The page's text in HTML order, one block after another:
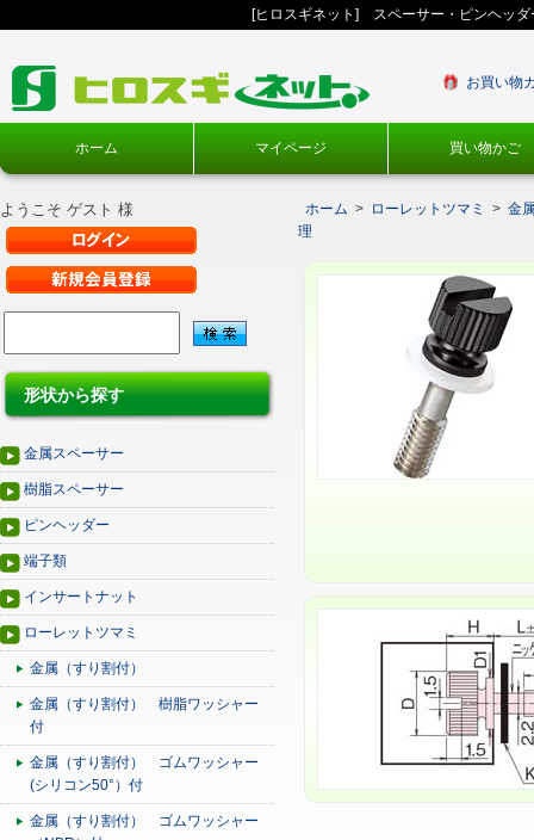
[ヒロスギネット] スペーサー・ピンヘッ
お買い物
ホーム マイページ 買い物かご
ようこそ ゲスト 様
形状から探す
金属スペーサー
樹脂スペーサー
ピンヘッダー
端子類
インサートナット
ローレットツマミ
金属（すり割付）
金属（すり割付） 樹脂ワッシャー
付
金属（すり割付） ゴムワッシャー
(シリコン50°）付
金属（すり割付） ゴムワッシャー
ホーム > ローレットツマミ > 金
理